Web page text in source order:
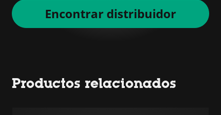
Encontrar distribuidor
Productos relacionados